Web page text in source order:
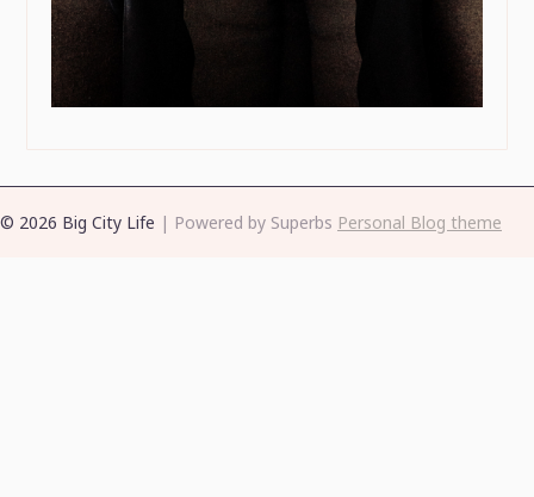
© 2026 Big City Life | Powered by Superbs Personal Blog theme